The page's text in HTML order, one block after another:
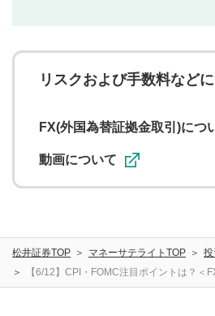
に関する著作者人格権を行使しな
用者が投稿したコメントは、当
ることがあります。
リスクおよび手数料など
FX(外国為替証拠金取引)につ
動画について
松井証券TOP マネーサテライトTOP
【6/12】CPI・FOMC注目ポイントは？＜